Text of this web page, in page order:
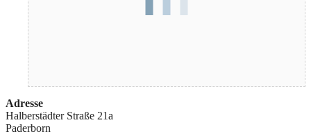
Adresse
Halberstädter Straße 21a
Paderborn